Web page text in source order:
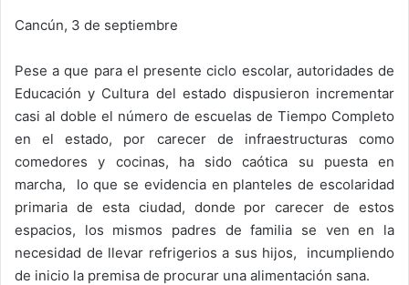
Cancún, 3 de septiembre
Pese a que para el presente ciclo escolar, autoridades de
Educación y Cultura del estado dispusieron incrementar
casi al doble el número de escuelas de Tiempo Completo
en el estado, por carecer de infraestructuras como
comedores y cocinas, ha sido caótica su puesta en
marcha, lo que se evidencia en planteles de escolaridad
primaria de esta ciudad, donde por carecer de estos
espacios, los mismos padres de familia se ven en la
necesidad de llevar refrigerios a sus hijos, incumpliendo
de inicio la premisa de procurar una alimentación sana.